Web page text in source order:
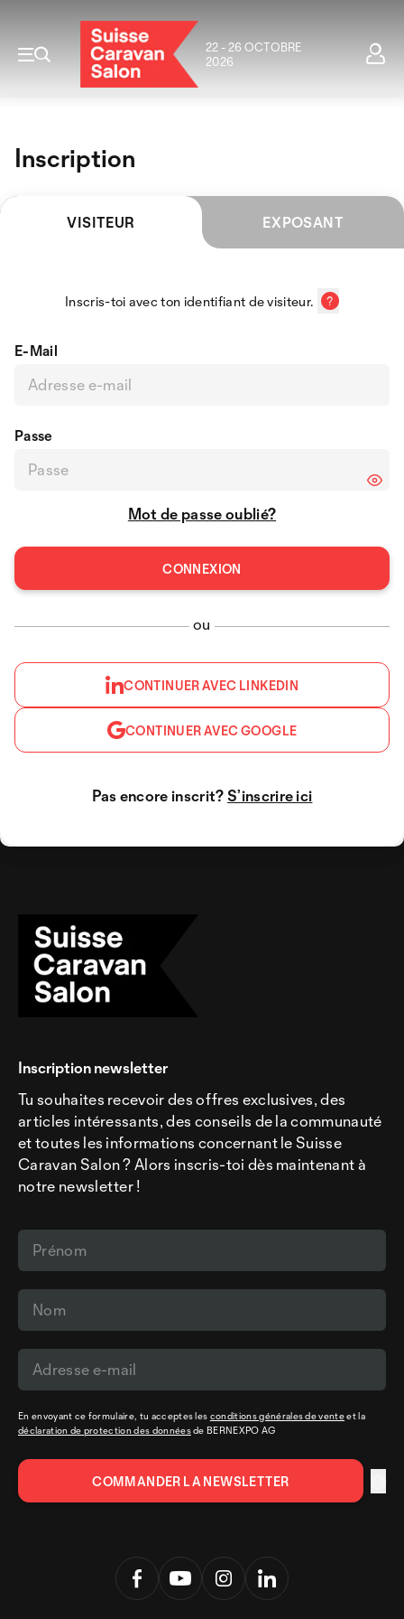
22 - 26 OCTOBRE
2026
Inscription
VISITEUR EXPOSANT
Inscris-toi avec ton identifiant de visiteur.
E-Mail
Passe
Mot de passe oublié?
ou
CONTINUER AVEC LINKEDIN
CONTINUER AVEC GOOGLE
Pas encore inscrit?S’inscrire ici
Inscription newsletter
Tu souhaites recevoir des offres exclusives, des
articles intéressants, des conseils de la communauté
et toutes les informations concernant le Suisse
Caravan Salon ? Alors inscris-toi dès maintenant à
notre newsletter !
En envoyant ce formulaire, tu acceptes les conditions générales de venteet la
déclaration de protection des donnéesde BERNEXPO AG